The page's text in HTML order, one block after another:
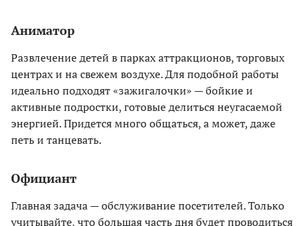
Аниматор
Развлечение детей в парках аттракционов, торговых
центрах и на свежем воздухе. Для подобной работы
идеально подходят «зажигалочки» — бойкие и
активные подростки, готовые делиться неугасаемой
энергией. Придется много общаться, а может, даже
петь и танцевать.
Официант
Главная задача — обслуживание посетителей. Только
учитывайте, что большая часть дня будет проводиться